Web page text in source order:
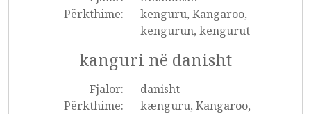
Përkthime:
kenguru, Kangaroo,
kengurun, kengurut
kanguri në danisht
Fjalor:
danisht
Përkthime:
kænguru, Kangaroo,